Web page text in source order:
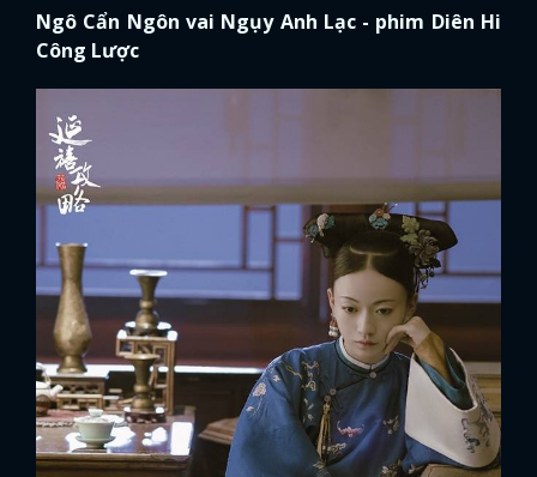
Ngô Cẩn Ngôn vai Ngụy Anh Lạc - phim Diên Hi
Công Lược